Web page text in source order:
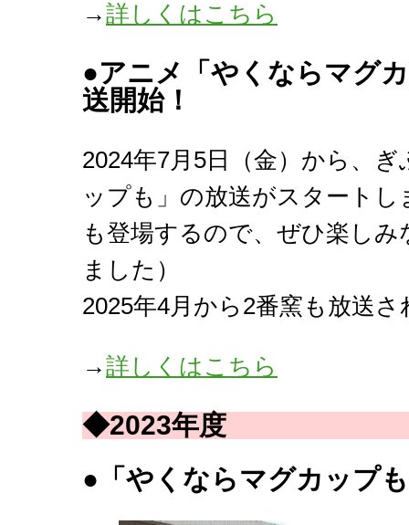
→詳しくはこちら
●アニメ「やくならマグ
送開始！
2024年7月5日（金）から、
ップも」の放送がスタート
も登場するので、ぜひ楽し
ました）
2025年4月から2番窯も放送
→詳しくはこちら
◆2023年度
● 「やくならマグカップ